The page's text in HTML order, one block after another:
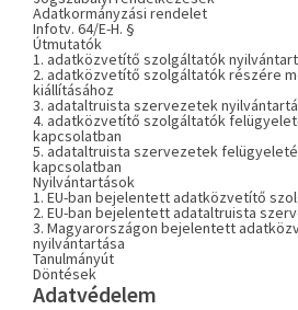
Adatkormányzási rendelet
Infotv. 64/E-H. §
Útmutatók
1. adatközvetítő szolgáltatók
2. adatközvetítő szolgáltatók részére
kiállításához
3. adataltruista szervezetek
4. adatközvetítő szolgáltatók
kapcsolatban
5. adataltruista szervezetek
kapcsolatban
Nyilvántartások
1. EU-ban bejelentett adatközvetítő
2. EU-ban bejelentett adataltruista
3. Magyarországon bejelentett
nyilvántartása
Tanulmányút
Döntések
Adatvédelem